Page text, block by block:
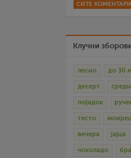
СИТЕ КОМЕНТАРИ
Клучни
лесно до 30
десерт
појадок
тесто
вечера јајца
чоколадо